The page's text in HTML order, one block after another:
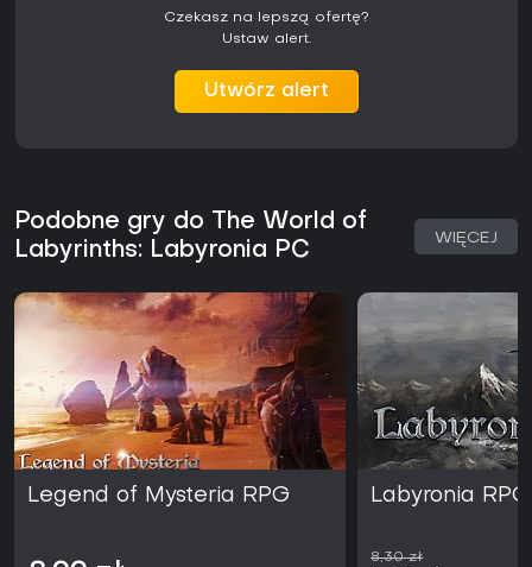
Czekasz na lepszą ofertę?
Ustaw alert.
Utwórz alert
Podobne gry do The World of
Labyrinths: Labyronia PC
WIĘCEJ
Legend of Mysteria RPG Labyronia
8,30 zł